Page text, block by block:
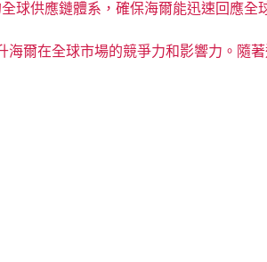
球供應鏈體系，確保海爾能迅速回應全
爾在全球市場的競爭力和影響力。隨